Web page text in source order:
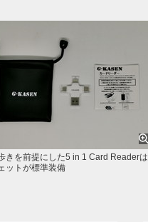
きを前提にした5 in 1 Card Readerは
ットが標準装備